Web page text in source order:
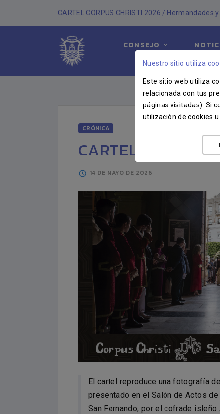
CARTEL CORPUS CHRISTI 2026 / Hermandades
CONSEJO
HISTORIA
CRÓNICA
CARTEL CORPUS
14 DE MAYO DE 2026
El cartel reproduce una fotografía
presentado en el Salón de Actos
San Fernando, por el cofrade isleño
Nuestro sitio utiliza
Este sitio web utiliza
relacionada con tus
páginas visitadas). Si
utilización de cookies